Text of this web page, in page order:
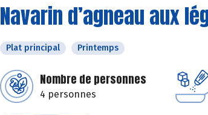
Navarin d’agneau aux
Plat principal Printemps
Nombre de personnes
4 personnes